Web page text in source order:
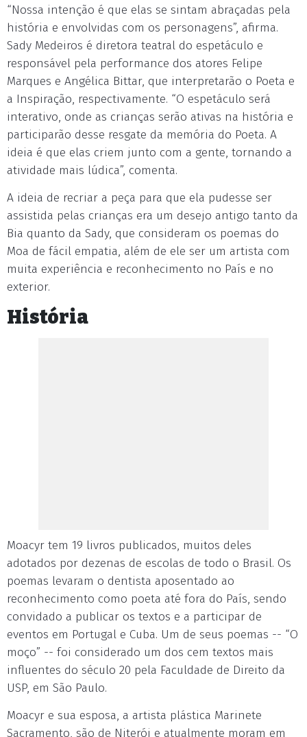
“Nossa intenção é que elas se sintam abraçadas pela
história e envolvidas com os personagens”, afirma.
Sady Medeiros é diretora teatral do espetáculo e
responsável pela performance dos atores Felipe
Marques e Angélica Bittar, que interpretarão o Poeta e
a Inspiração, respectivamente. “O espetáculo será
interativo, onde as crianças serão ativas na história e
participarão desse resgate da memória do Poeta. A
ideia é que elas criem junto com a gente, tornando a
atividade mais lúdica”, comenta.
A ideia de recriar a peça para que ela pudesse ser
assistida pelas crianças era um desejo antigo tanto da
Bia quanto da Sady, que consideram os poemas do
Moa de fácil empatia, além de ele ser um artista com
muita experiência e reconhecimento no País e no
exterior.
História
Moacyr tem 19 livros publicados, muitos deles
adotados por dezenas de escolas de todo o Brasil. Os
poemas levaram o dentista aposentado ao
reconhecimento como poeta até fora do País, sendo
convidado a publicar os textos e a participar de
eventos em Portugal e Cuba. Um de seus poemas -- “O
moço” -- foi considerado um dos cem textos mais
influentes do século 20 pela Faculdade de Direito da
USP, em São Paulo.
Moacyr e sua esposa, a artista plástica Marinete
Sacramento, são de Niterói e atualmente moram em